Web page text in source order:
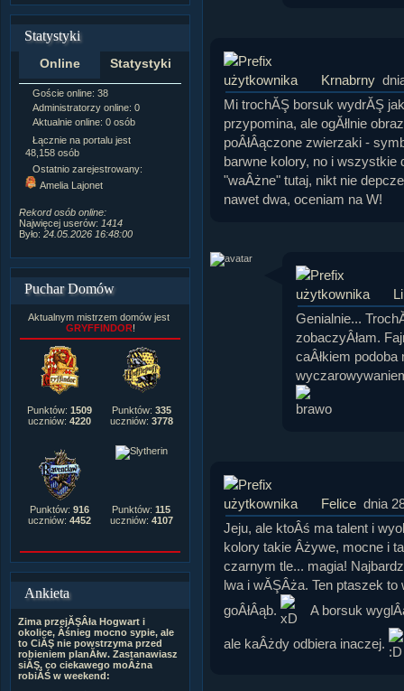
Statystyki
Online Statystyki
Goście online: 38
Administratorzy online: 0
Aktualnie online: 0 osób
Łącznie na portalu jest
48,158 osób
Ostatnio zarejestrowany:
Amelia Lajonet
Rekord osób online:
Najwięcej userów: 1414
Było: 24.05.2026 16:48:00
Napisanych artykułów:1,087
Dodanych newsów:10,564
Zdjęć w galerii:21,490
Tematów na forum:
Postów na forum:
Komentarzy do materiałów:
3,327
Wlepionych ostrzeżeń: 4,170
Puchar Domów
Aktualnym mistrzem domów jest
GRYFFINDOR!
Punktów: 1509
uczniów: 4220
Punktów: 335
uczniów: 3778
Punktów: 916
uczniów: 4452
Punktów: 115
uczniów: 4107
Ankieta
Zima przejĂŞÂła Hogwart i
okolice, Âśnieg mocno sypie, ale
to CiĂŞ nie powstrzyma przed
robieniem planĂłw. Zastanawiasz
siĂŞ, co ciekawego moÂżna
robiĂŚ w weekend:
Krnabrny
Mi trochĂŞ borsuk wydrĂŞ
przypomina, ale ogĂłlnie
poÂłÂączone zwierzaki -
barwne kolory, no i
"waÂżne" tutaj, nikt nie
nawet dwa, oceniam na W!
Genialnie...
zobaczyÂłam.
caÂłkiem
Felice dnia
Jeju, ale ktoÂś ma talent i
kolory takie Âżywe, mocne i
czarnym tle... magia!
lwa i wĂŞÂża. Ten ptaszek
goÂłÂąb.
A borsuk
ale kaÂżdy odbiera inaczej.